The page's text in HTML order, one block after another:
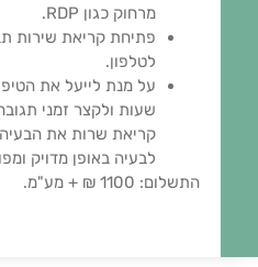
מרחוק כגון RDP.
פתיחת קריאת שירות
לטלפון.
על מנת לייעל את
שעות ולקצר זמני
קריאת שרות את
לבעיה באופן מדויק
התשלום: 1100 ₪ + מע"מ.